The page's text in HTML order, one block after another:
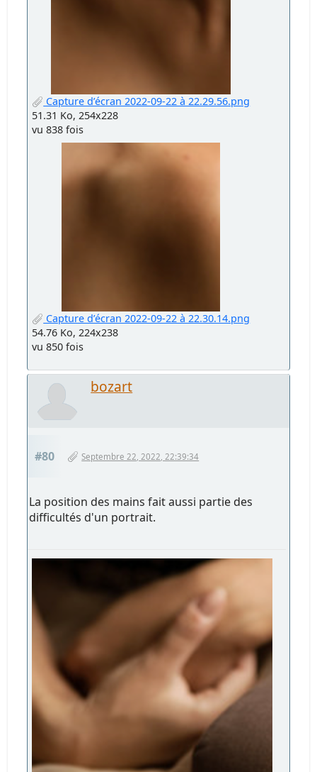
Capture d’écran 2022-09-22 à 22.29.56.png
51.31 Ko, 254x228
vu 838 fois
Capture d’écran 2022-09-22 à 22.30.14.png
54.76 Ko, 224x238
vu 850 fois
bozart
#80 Septembre 22, 2022, 22:39:34
La position des mains fait aussi partie des
difficultés d'un portrait.